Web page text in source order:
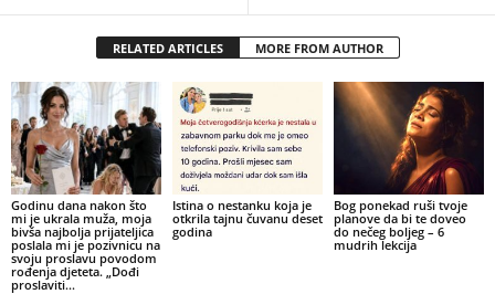
RELATED ARTICLES MORE FROM AUTHOR
Godinu dana nakon što
mi je ukrala muža, moja
bivša najbolja prijateljica
poslala mi je pozivnicu na
svoju proslavu povodom
rođenja djeteta. „Dođi
proslaviti...
Istina o nestanku koja je
otkrila tajnu čuvanu deset
godina
Bog ponekad ruši tvoje
planove da bi te doveo
do nečeg boljeg – 6
mudrih lekcija